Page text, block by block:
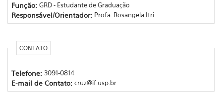
Função: GRD - Estudante de Graduação
Responsável/Orientador: Profa. Rosangela Itri
CONTATO
Telefone: 3091-0814
E-mail de Contato: cruz@if.usp.br